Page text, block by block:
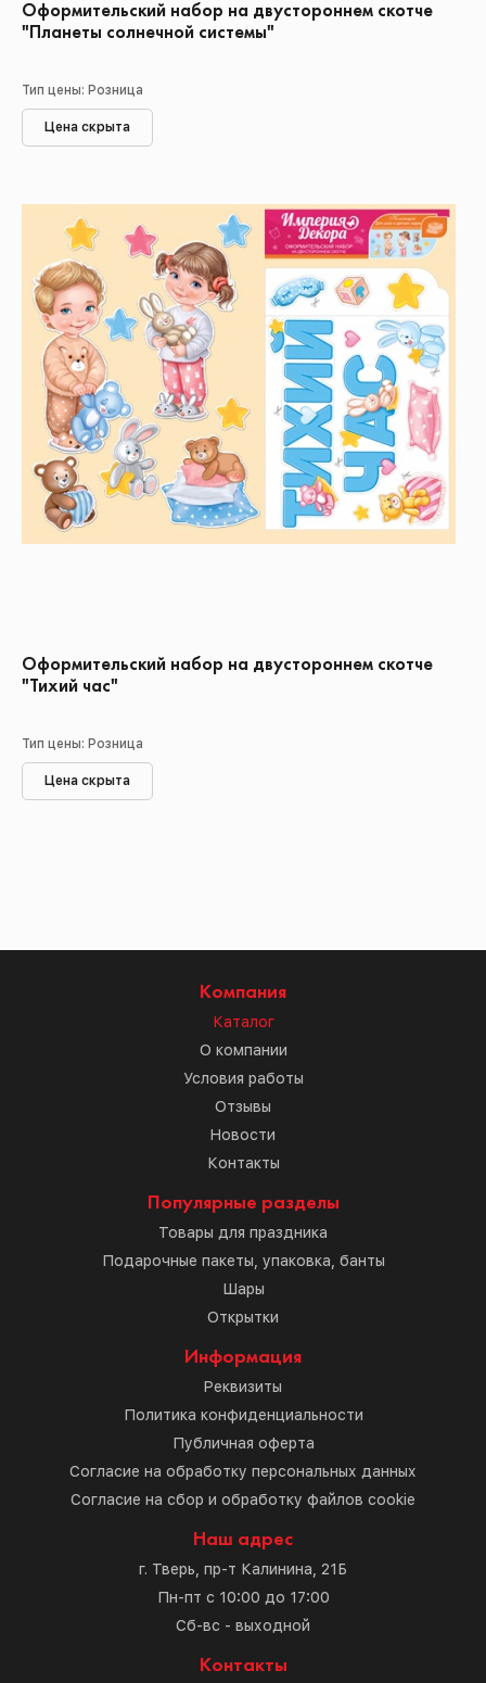
Оформительский набор на двустороннем скотче
"Планеты солнечной системы"
Тип цены: Розница
Цена скрыта
Оформительский набор на двустороннем скотче
"Тихий час"
Тип цены: Розница
Цена скрыта
Компания
Каталог
О компании
Условия работы
Отзывы
Новости
Контакты
Популярные разделы
Товары для праздника
Подарочные пакеты, упаковка, банты
Шары
Открытки
Информация
Реквизиты
Политика конфиденциальности
Публичная оферта
Согласие на обработку персональных данных
Согласие на сбор и обработку файлов cookie
Наш адрес
г. Тверь, пр-т Калинина, 21Б
Пн-пт с 10:00 до 17:00
Сб-вс - выходной
Контакты